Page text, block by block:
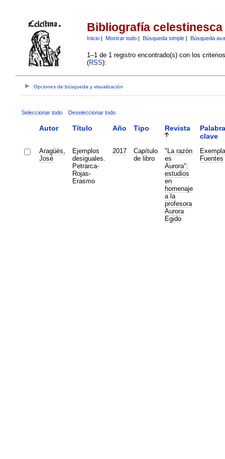
Bibliografía celestinesca
Inicio| Mostrar todo| Búsqueda simple| Búsqueda
1–1 de 1 registro encontrado(s) con los
(RSS):
Opciones de búsqueda y visualización
Seleccionar todo Deseleccionar todo
Autor Título Año Tipo Revista
clave
Aragüés,
José
Ejemplos
desiguales.
Petrarca-
Rojas-
Erasmo
2017
Capítulo
de libro
"La razón
es
Aurora":
estudios
en
homenaje
a la
profesora
Aurora
Egido
Exempla
Fuentes